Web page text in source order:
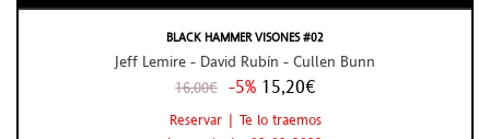
BLACK HAMMER VISONES #02
Jeff Lemire - David Rubín - Cullen Bunn
16,00€ -5% 15,20€
Reservar | Te lo traemos